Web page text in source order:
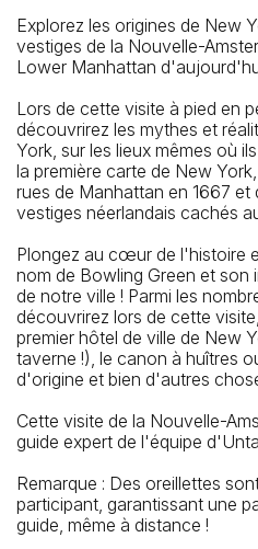
How To Get There: By
Green; 1 train to South Ferry;
Explorez les origines de New
vestiges de la Nouvelle-
Lower Manhattan
Lors de cette visite à pied en
découvrirez les mythes et
York, sur les lieux mêmes où
la première carte de New
rues de Manhattan en 1667
vestiges néerlandais cachés
Plongez au cœur de l'histoire
nom de Bowling Green et son
de notre ville ! Parmi les
découvrirez lors de cette
premier hôtel de ville de New
taverne !), le canon à huîtres
d'origine et bien d'autres
Cette visite de la Nouvelle-
guide expert de l'équipe
Remarque : Des oreillettes
participant, garantissant une
guide, même à distance !